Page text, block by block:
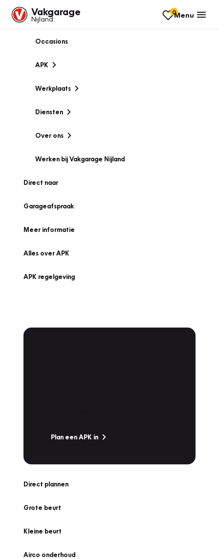
Vakgarage
Nijland
0Menu
Occasions
APK
Werkplaats
Diensten
Over ons
Werken bij Vakgarage Nijland
Direct naar
Garageafspraak
Meer informatie
Alles over APK
APK regelgeving
Plan een APK in
Direct plannen
Grote beurt
Kleine beurt
Airco onderhoud